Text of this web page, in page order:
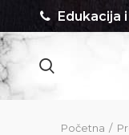
Edukacija
Početna